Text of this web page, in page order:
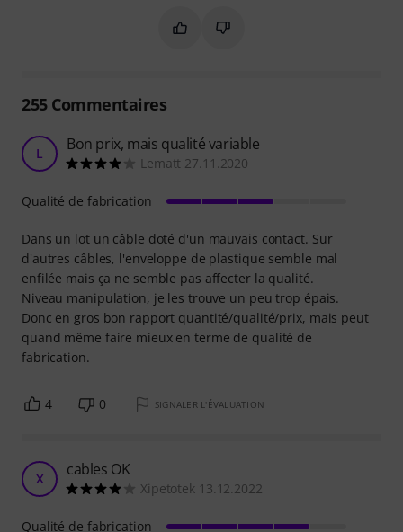
Marquer ce résumé comme utile
Marquer ce résumé comme
255Commentaires
L Bon prix, mais qualité variable
Lematt 27.11.2020
Dans un lot un câble doté d'un mauvais contact. Sur
d'autres câbles, l'enveloppe de plastique semble mal
enfilée mais ça ne semble pas affecter la qualité.
Niveau manipulation, je les trouve un peu trop épais.
Donc en gros bon rapport quantité/qualité/prix, mais peut
quand même faire mieux en terme de qualité de
fabrication.
Qualité de fabrication
4 0 SIGNALER L'ÉVALUATION
X cables OK
Xipetotek 13.12.2022
Qualité de fabrication